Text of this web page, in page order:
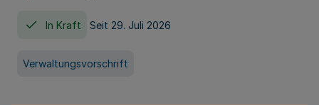
In Kraft Seit 29. Juli 2026
Verwaltungsvorschrift